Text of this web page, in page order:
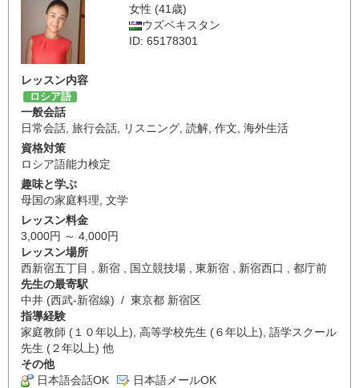
女性 (41歳)
ウズベキスタン
ID: 65178301
レッスン内容
ロシア語
一般会話
日常会話 旅行会話 リスニング 読解 作文 海外生活
資格対策
ロシア語能力検定
趣味と学ぶ
母国の家庭料理 文学
レッスン料金
3,000円 ～ 4,000円
レッスン場所
西新宿五丁目 , 新宿 , 国立競技場 , 東新宿 , 新宿西口 , 都庁前
先生の最寄駅
中井 (西武-新宿線) / 東京都 新宿区
指導経験
家庭教師 (１０年以上), 高等学校先生 (６年以上), 語学スクール
先生 (２年以上) 他
その他
日本語会話OK
日本語メールOK